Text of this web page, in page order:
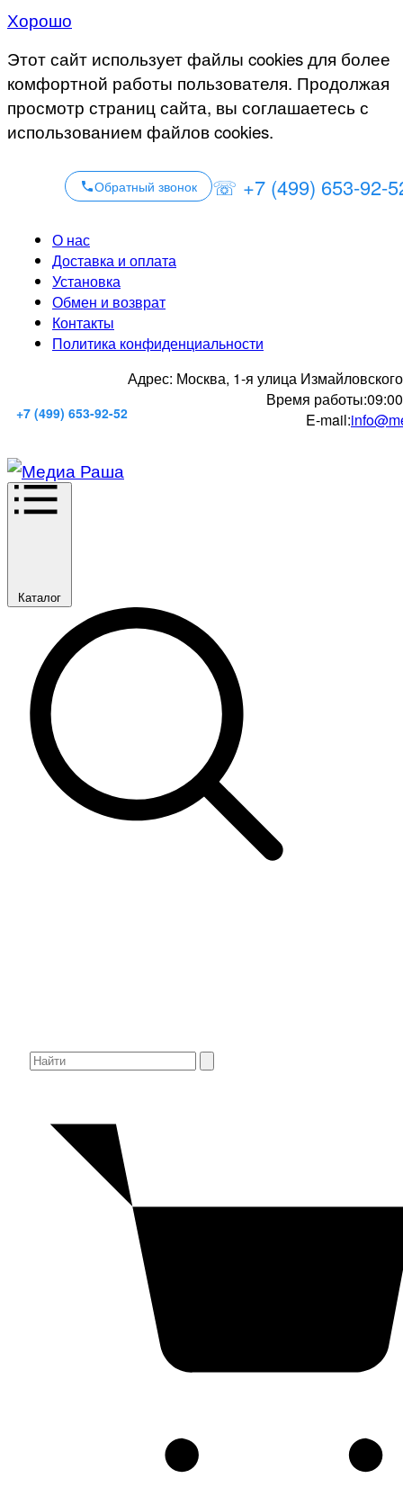
Хорошо
Этот сайт использует файлы cookies для более
комфортной работы пользователя. Продолжая
просмотр страниц сайта, вы соглашаетесь с
использованием файлов cookies.
Обратный звонок ☏ +7 (499) 653-92-
О нас
Доставка и оплата
Установка
Обмен и возврат
Контакты
Политика конфиденциальности
+7 (499) 653-92-52
Адрес: Москва, 1-я улица
Время работы:
E-mail:
Каталог